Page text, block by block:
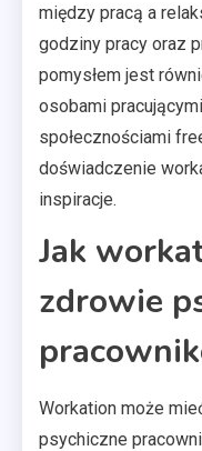
między pracą a
godziny pracy oraz
pomysłem jest
osobami
społecznościami
doświadczenie
inspiracje.
Jak
zdrowie
Workation może
psychiczne